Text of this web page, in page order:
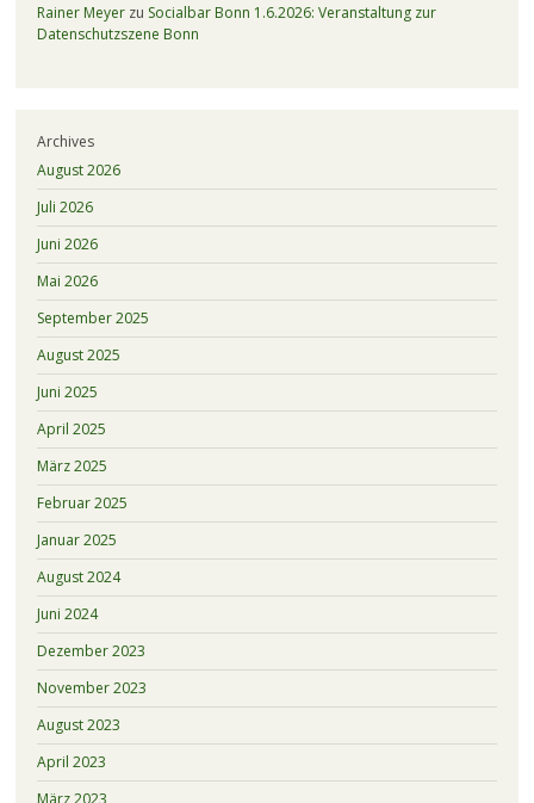
Rainer Meyerzu Socialbar Bonn 1.6.2026: Veranstaltung zur
Datenschutzszene Bonn
Archives
August 2026
Juli 2026
Juni 2026
Mai 2026
September 2025
August 2025
Juni 2025
April 2025
März 2025
Februar 2025
Januar 2025
August 2024
Juni 2024
Dezember 2023
November 2023
August 2023
April 2023
März 2023